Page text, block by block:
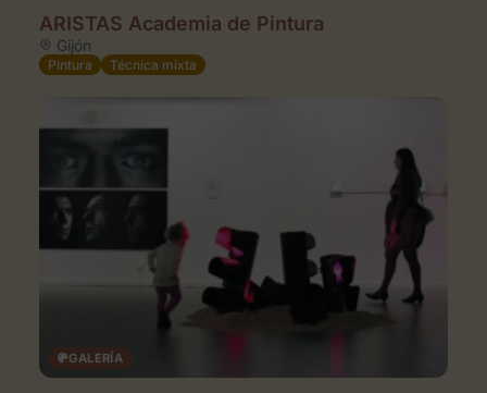
ARISTAS Academia de Pintura
Gijón
Pintura Técnica mixta
GALERÍA